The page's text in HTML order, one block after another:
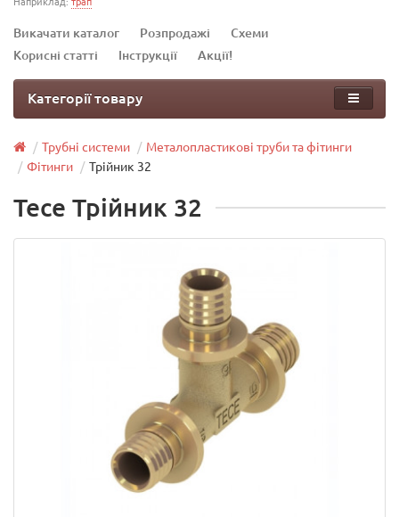
Викачати каталог Розпродажі
Схеми
Корисні статті
Інструкції Акції!
Категорії товару
Трубні системи
Металопластикові труби та фітинги
Фітинги
Трійник 32
Tece Трійник 32